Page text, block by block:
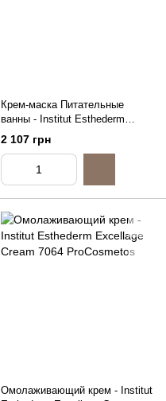
Крем-маска Питательные
ванны - Institut Esthederm
CREAM MASK NUTRITIVE
BATH, 75ml
2 107 грн
Омолаживающий крем - Institut